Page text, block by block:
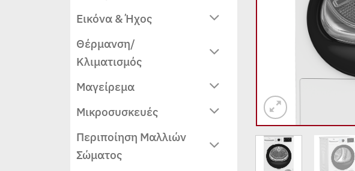
Εικόνα & Ήχος
Θέρμανση/
Κλιματισμός
Μαγείρεμα
Μικροσυσκευές
Περιποίηση Μαλλιών
Σώματος